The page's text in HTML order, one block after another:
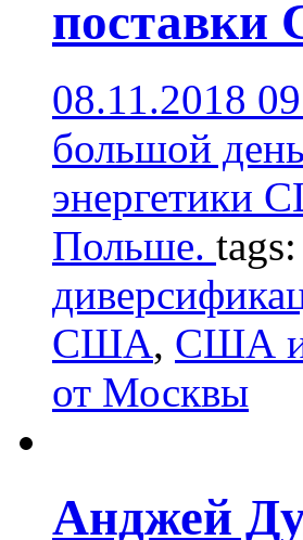
поставки
08.11.2018
большой
энергетики
Польше. tags:
США, США
от Москвы
Анджей